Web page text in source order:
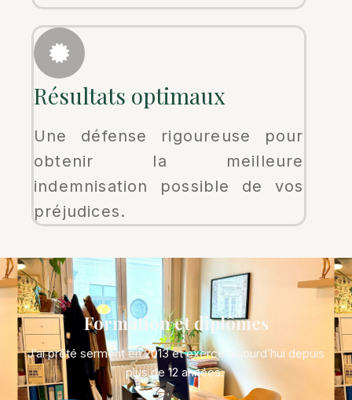
Résultats optimaux
Une défense rigoureuse pour
obtenir la meilleure
indemnisation possible de vos
préjudices.
Formation et diplômes
J’ai prêté serment en 2013 et exerce aujourd’hui depuis
plus de 12 années.